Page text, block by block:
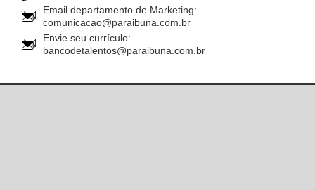
Email departamento de Marketing:
comunicacao@paraibuna.com.br
Envie seu currículo:
bancodetalentos@paraibuna.com.br